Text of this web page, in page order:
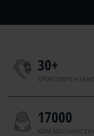
30+
SPORTOWYCH
17000
KONI